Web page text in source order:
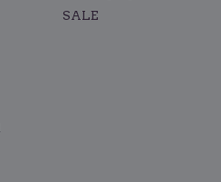
SALE